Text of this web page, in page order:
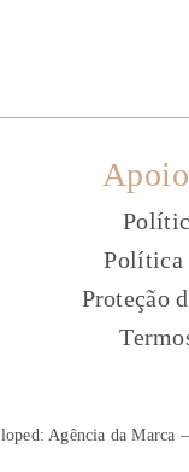
Política
Proteção
Agência da Marca